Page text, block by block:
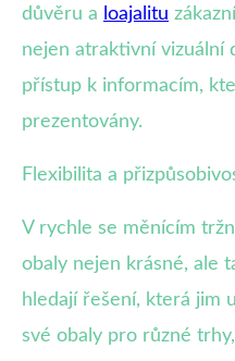
důvěru a loajalitu
nejen atraktivní vizuální
přístup k informacím,
prezentovány.
Flexibilita a
V rychle se měnícím
obaly nejen krásné, ale
hledají řešení, která jim
své obaly pro různé